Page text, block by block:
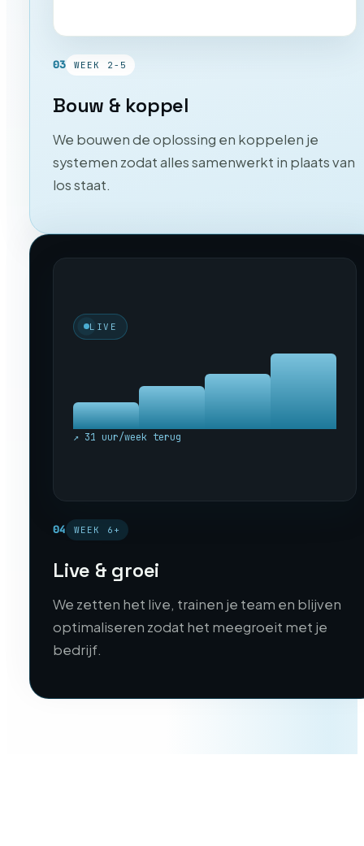
03 WEEK 2-5
Bouw & koppel
We bouwen de oplossing en koppelen je
systemen zodat alles samenwerkt in plaats van
los staat.
04 WEEK 6+
Live & groei
We zetten het live, trainen je team en blijven
optimaliseren zodat het meegroeit met je
bedrijf.
LIVE
↗ 31 uur/week terug